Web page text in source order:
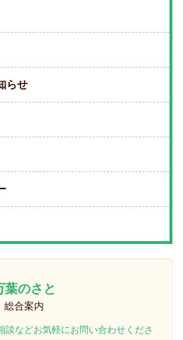
らせ
葉のさと
総合案内
談などお気軽にお問い合わせくださ